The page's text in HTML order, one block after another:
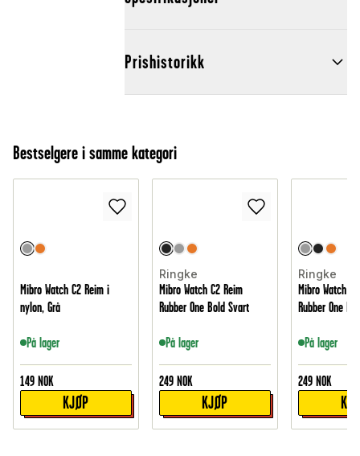
Prishistorikk
Bestselgere i samme kategori
Mibro Watch C2 Reim i
nylon, Grå
På lager
149 NOK
KJØP
Ringke
Mibro Watch C2 Reim
Rubber One Bold Svart
På lager
249 NOK
KJØP
Ringke
Mibro Watch
Rubber One
På lager
249 NOK